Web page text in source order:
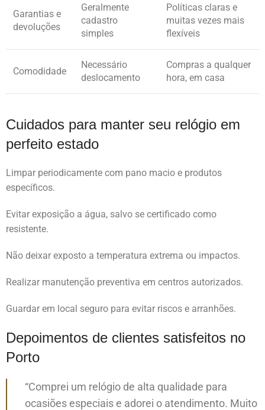
Garantias e
devoluções
Geralmente
cadastro
simples
Políticas claras e
muitas vezes mais
flexíveis
Comodidade
Necessário
deslocamento
Compras a qualquer
hora, em casa
Cuidados para manter seu relógio em
perfeito estado
Limpar periodicamente com pano macio e produtos
específicos.
Evitar exposição a água, salvo se certificado como
resistente.
Não deixar exposto a temperatura extrema ou impactos.
Realizar manutenção preventiva em centros autorizados.
Guardar em local seguro para evitar riscos e arranhões.
Depoimentos de clientes satisfeitos no
Porto
“Comprei um relógio de alta qualidade para
ocasiões especiais e adorei o atendimento. Muito